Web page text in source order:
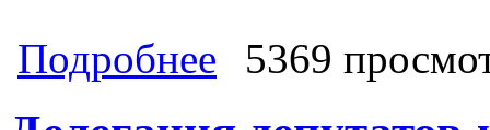
Подробнее о Бывший видный единорос и
Осужденные должны вернуть
5369